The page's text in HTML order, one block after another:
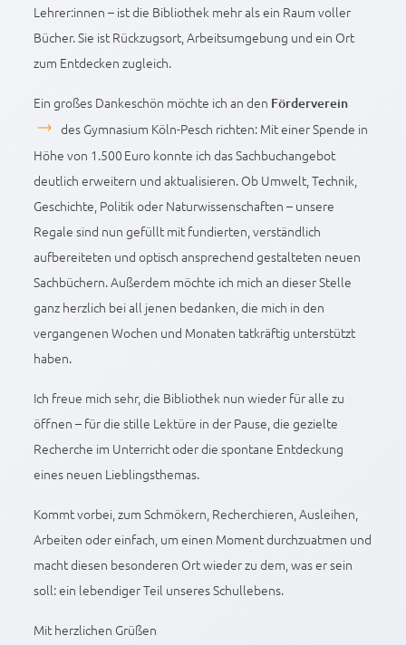
Lehrer:innen – ist die Bibliothek mehr als ein Raum voller
Bücher. Sie ist Rückzugsort, Arbeitsumgebung und ein Ort
zum Entdecken zugleich.
Ein großes Dankeschön möchte ich an den Förderverein
des Gymnasium Köln-Pesch richten: Mit einer Spende in
Höhe von 1.500 Euro konnte ich das Sachbuchangebot
deutlich erweitern und aktualisieren. Ob Umwelt, Technik,
Geschichte, Politik oder Naturwissenschaften – unsere
Regale sind nun gefüllt mit fundierten, verständlich
aufbereiteten und optisch ansprechend gestalteten neuen
Sachbüchern. Außerdem möchte ich mich an dieser Stelle
ganz herzlich bei all jenen bedanken, die mich in den
vergangenen Wochen und Monaten tatkräftig unterstützt
haben.
Ich freue mich sehr, die Bibliothek nun wieder für alle zu
öffnen – für die stille Lektüre in der Pause, die gezielte
Recherche im Unterricht oder die spontane Entdeckung
eines neuen Lieblingsthemas.
Kommt vorbei, zum Schmökern, Recherchieren, Ausleihen,
Arbeiten oder einfach, um einen Moment durchzuatmen und
macht diesen besonderen Ort wieder zu dem, was er sein
soll: ein lebendiger Teil unseres Schullebens.
Mit herzlichen Grüßen